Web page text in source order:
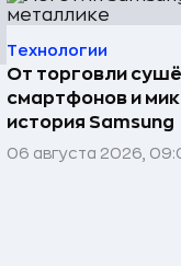
Технологии
От торговли
смартфонов и
история Samsung
06 августа 2026,